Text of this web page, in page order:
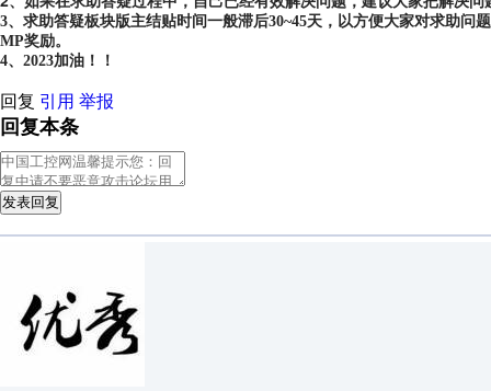
3、求助答疑板块版主结贴时间一般滞后30~45天，以方便大家对求助
MP奖励。
4、2023加油！！
回复 引用 举报
回复本条
发表回复